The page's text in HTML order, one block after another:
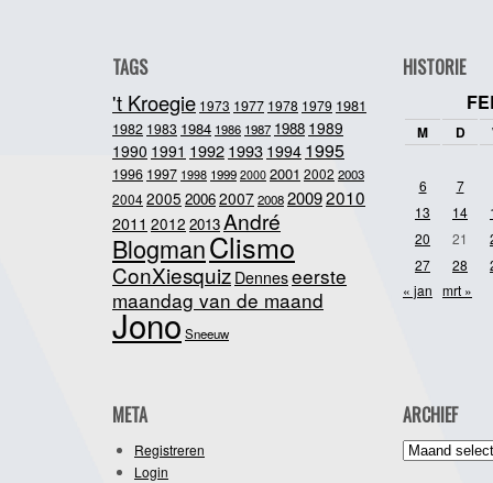
TAGS
't Kroegie 1973 1977 1978 1979 1981
1982 1983 1984 1986 1987 1988 1989
1990 1991 19921993 1994 1995
1996 1997 1998 1999 2000 2001 2002 2003
20042005 20062007200820092010
2011 2012 2013André
BlogmanClismo
ConXiesquiz Denneseerste
maandag van de maand
JonoSneeuw
HISTORIE
M D
6
7
13
14
20
21
27
28
« jan mrt »
META
Registreren
Login
ARCHIEF
Archief